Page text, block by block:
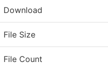
Download
File Size
File Count